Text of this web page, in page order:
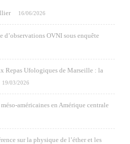
16/06/2026
OVNI sous enquête
Repas Ufologiques de Marseille : la
19/03/2026
américaines en Amérique centrale
sur la physique de l’éther et les